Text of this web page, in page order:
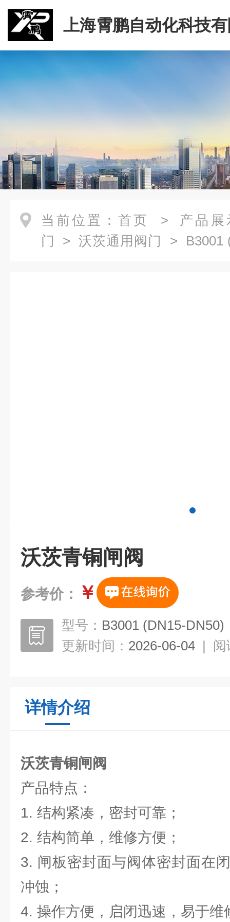
上海霄鹏自动化科技
当前位置： 首页 > 产品展
门 > 沃茨通用阀门
> B3001
沃茨青铜闸阀
参考价： ￥
型号： B3001 (DN15-DN50)
更新时间： 2026-06-04 | 阅
详情介绍
沃茨青铜闸阀
产品特点：
1. 结构紧凑，密封可靠；
2. 结构简单，维修方便；
3. 闸板密封面与阀体密封面在
冲蚀；
4. 操作方便，启闭迅速，易于维